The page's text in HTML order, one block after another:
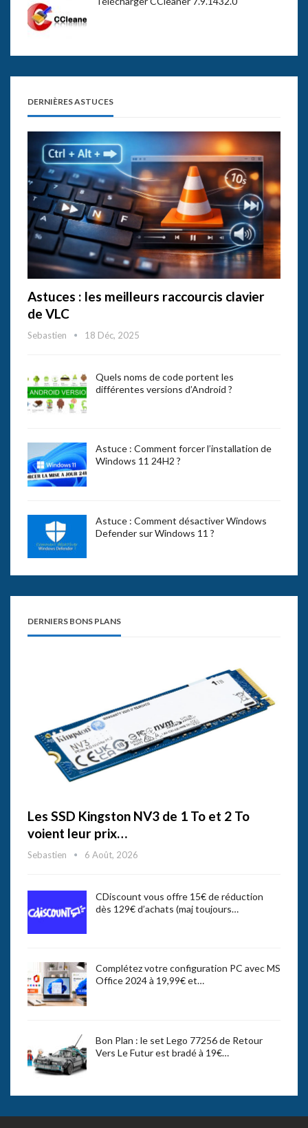
DERNIÈRES ASTUCES
Astuces : les meilleurs raccourcis clavier
de VLC
Sebastien 18 Déc, 2025
Quels noms de code portent les
différentes versions d’Android ?
Astuce : Comment forcer l’installation de
Windows 11 24H2 ?
Astuce : Comment désactiver Windows
Defender sur Windows 11 ?
DERNIERS BONS PLANS
Les SSD Kingston NV3 de 1 To et 2 To
voient leur prix…
Sebastien 6 Août, 2026
CDiscount vous offre 15€ de réduction
dès 129€ d’achats (maj toujours…
Complétez votre configuration PC avec MS
Office 2024 à 19,99€ et…
Bon Plan : le set Lego 77256 de Retour
Vers Le Futur est bradé à 19€…